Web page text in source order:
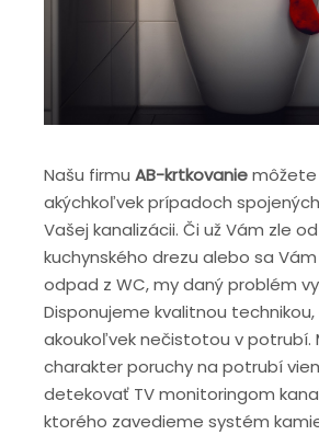
Našu firmu AB-krtkovanie
akýchkoľvek prípadoch
Vašej kanalizácii. Či už Vám zle
kuchynského drezu alebo sa
odpad z WC, my daný problém
Disponujeme kvalitnou
akoukoľvek nečistotou v potrubí.
charakter poruchy na potrubí
detekovať TV monitoringom
ktorého zavedieme systém